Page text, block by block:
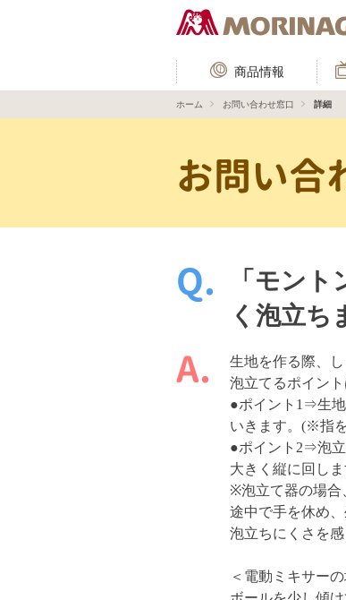
商品情報
ホーム お問い合わせ窓口 詳細
お問い合
「モン
く泡立ち
生地を作る際、
泡立てるポイント
●ポイント1⇒生地
いきます。(※指
●ポイント2⇒泡立
大きく縦に回し
※泡立て器の場合
途中で手を休め
泡立ちにくさを
＜電動ミキサーの